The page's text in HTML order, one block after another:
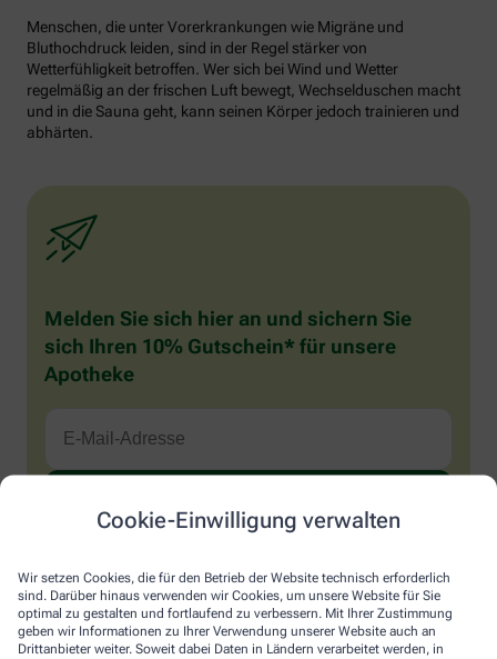
Cookie-Einwilligung verwalten
Wir setzen Cookies, die für den Betrieb der Website technisch erforderlich
sind. Darüber hinaus verwenden wir Cookies, um unsere Website für Sie
optimal zu gestalten und fortlaufend zu verbessern. Mit Ihrer Zustimmung
geben wir Informationen zu Ihrer Verwendung unserer Website auch an
Drittanbieter weiter. Soweit dabei Daten in Ländern verarbeitet werden, in
Menschen, die unter Vorerkrankungen wie Migräne und
Bluthochdruck leiden, sind in der Regel stärker von
Wetterfühligkeit betroffen. Wer sich bei Wind und Wetter
regelmäßig an der frischen Luft bewegt, Wechselduschen macht
und in die Sauna geht, kann seinen Körper jedoch trainieren und
abhärten.
Melden Sie sich hier an und sichern Sie
sich Ihren 10% Gutschein* für unsere
Apotheke
Sie
ein
Mensch?
Dann
1 2 3
Ich möchte den im Namen meiner Apotheke versandten News-
Service abonnieren, der von der Alliance Healthcare Deutschland